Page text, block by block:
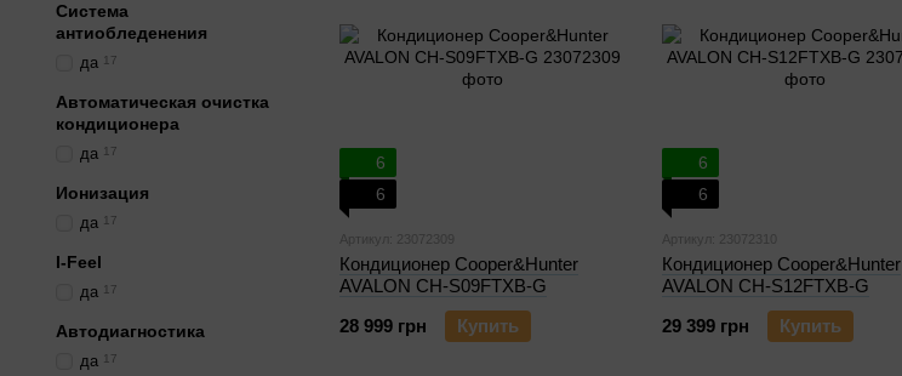
6
6
Артикул: 23072309
Кондиционер Cooper&Hunter
AVALON CH-S09FTXB-G
28 999 грн
Купить
6
6
Артикул: 23072310
Кондиционер Cooper&Hunter
AVALON CH-S12FTXB-G
29 399 грн
Купить
Система
антиобледенения
да 17
Автоматическая очистка
кондиционера
да 17
Ионизация
да 17
I-Feel
да 17
Автодиагностика
да 17